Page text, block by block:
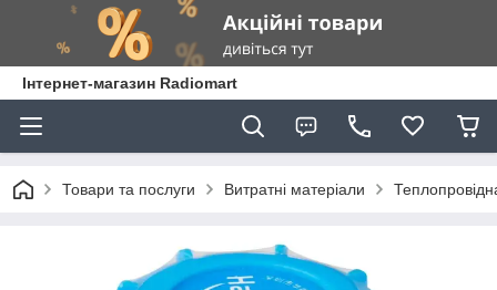
Інтернет-магазин Radiomart
Товари та послуги Витратні матеріали